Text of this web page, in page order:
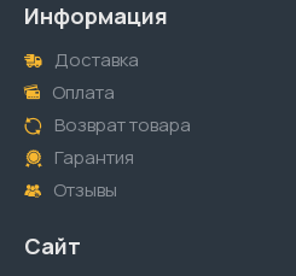
Информация
Доставка
Оплата
Возврат товара
Гарантия
Отзывы
Сайт